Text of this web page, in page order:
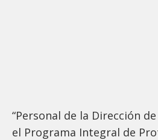
“Personal de la Dirección
el Programa Integral de